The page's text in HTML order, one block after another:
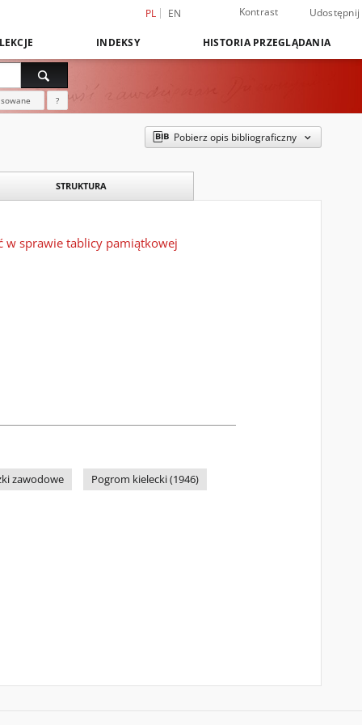
PL EN Kontrast Udostępnij
INDEKSY HISTORIA PRZEGLĄDANIA
?
Pobierz opis bibliograficzny
STRUKTURA
w sprawie tablicy pamiątkowej
zawodowe
Pogrom kielecki (1946)